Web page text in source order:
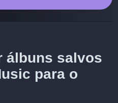
álbuns salvos
para o